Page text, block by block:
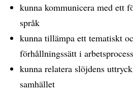
kunna kommunicera med ett
språk
kunna tillämpa ett tematiskt
förhållningssätt i
kunna relatera slöjdens
samhället